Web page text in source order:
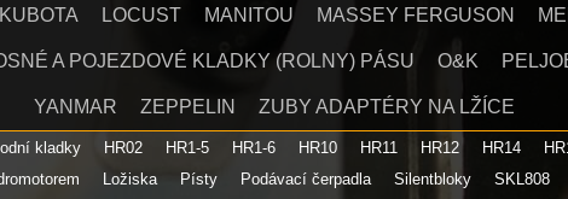
LOCUST MANITOU MASSEY FERGUSON
A POJEZDOVÉ KLADKY (ROLNY) PÁSU O&K
YANMAR ZEPPELIN ZUBY ADAPTÉRY NA LŽÍCE
kladky HR02 HR1-5 HR1-6 HR10 HR11 HR12 HR14
Ložiska Písty Podávací čerpadla Silentbloky SKL808